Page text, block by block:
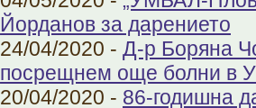
Йорданов за дарението
24/04/2020 - Д-р Боряна
посрещнем още болни в
20/04/2020 - 86-годишна